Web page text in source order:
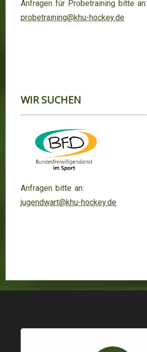
Anfragen für Probetraining bitte an:
probetraining@khu-hockey.de
WIR SUCHEN
Anfragen bitte an:
jugendwart@khu-hockey.de